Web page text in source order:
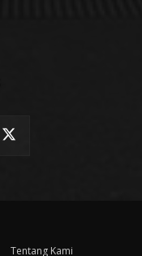
Tentang Kami